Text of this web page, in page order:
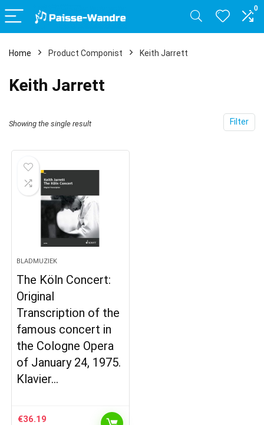
0
Home Product Componist Keith Jarrett
Keith Jarrett
Filter
Showing the single result
BLADMUZIEK
The Köln Concert:
Original
Transcription of the
famous concert in
the Cologne Opera
of January 24, 1975.
Klavier…
€36.19